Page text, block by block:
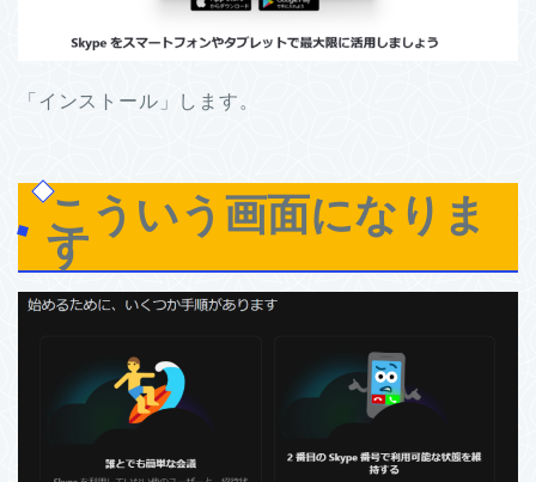
「インストール」します。
こういう画面になりま
す